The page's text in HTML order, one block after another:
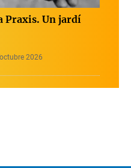
Praxis. Un jardí
2026